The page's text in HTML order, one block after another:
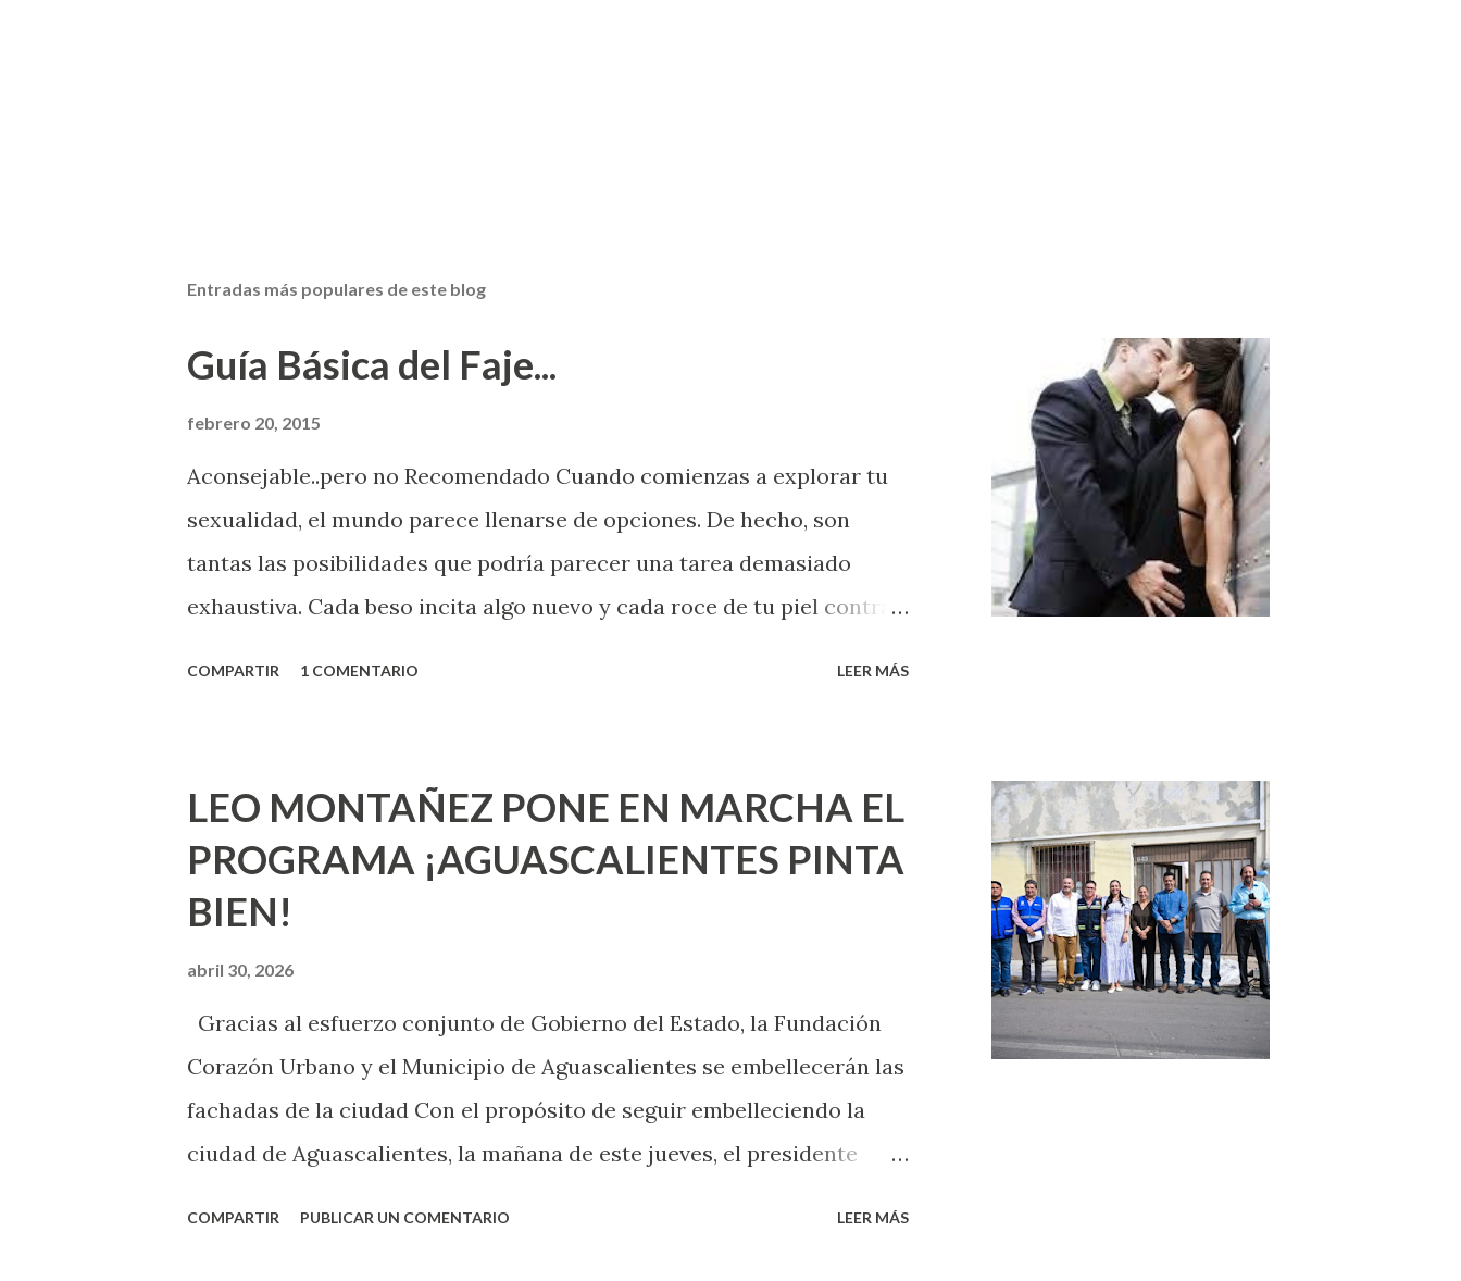
Entradas más populares de este blog
Guía Básica del Faje...
febrero 20, 2015
Aconsejable..pero no Recomendado Cuando comienzas a explorar tu
sexualidad, el mundo parece llenarse de opciones. De hecho, son
tantas las posibilidades que podría parecer una tarea demasiado
exhaustiva. Cada beso incita algo nuevo y cada roce de tu piel contra
que estés lista para lo que sea cuando aún no conoces ni la mitad de
lo que deberías saber. Pero incluso quienes ya han tenido relaciones
sexuales no son expertos o expertas en el tema. Siempre hay algo
nuevo que aprender y nuevas experiencias que conocer. Si eres una
como cualquier persona con experiencia te dirá, siempre es mejor
cuando ambas partes son suficientemen...
COMPARTIR 1 COMENTARIO LEER MÁS
LEO MONTAÑEZ PONE EN MARCHA EL
PROGRAMA ¡AGUASCALIENTES PINTA
BIEN!
abril 30, 2026
Gracias al esfuerzo conjunto de Gobierno del Estado, la Fundación
Corazón Urbano y el Municipio de Aguascalientes se embellecerán las
fachadas de la ciudad Con el propósito de seguir embelleciendo la
ciudad de Aguascalientes, la mañana de este jueves, el presidente
COMPARTIR PUBLICAR UN COMENTARIO LEER MÁS